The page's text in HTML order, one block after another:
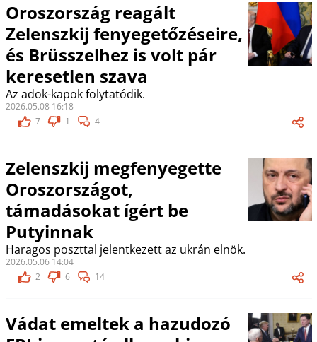
Oroszország reagált
Zelenszkij fenyegetőzéseire,
és Brüsszelhez is volt pár
keresetlen szava
Az adok-kapok folytatódik.
2026.05.08 16:18
7
1 4
Zelenszkij megfenyegette
Oroszországot,
támadásokat ígért be
Putyinnak
Haragos poszttal jelentkezett az ukrán elnök.
2026.05.06 14:04
2
6 14
Vádat emeltek a hazudozó